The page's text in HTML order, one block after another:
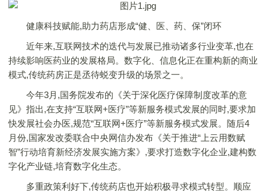
健康科技赋能,助力药店形成“健、医、药、保”闭环
近年来,互联网技术的迭代与发展已推动诸多行业变革,也在
持续影响医药业的发展格局。数字化、信息化正在重构新的商业
模式,传统药房正是丞待蜕变升级的场景之一。
今年3月,国务院发布的《关于深化医疗保障制度改革的意
见》指出,在支持“互联网+医疗”等新服务模式发展的同时,要求加
快发展社会办医,规范“互联网+医疗”等新服务模式发展。随后4
月份,国家发改委联合中央网信办发布《关于推进“上云用数赋
智”行动培育新经济发展实施方案》,要求打造数字化企业,建构数
字化产业链,培育数字化生态。
多重政策利好下,传统药店也开始积极寻求模式转型。顺应